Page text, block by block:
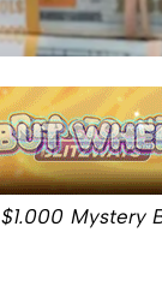
$1.000 Mystery